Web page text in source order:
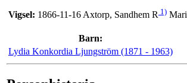
Vigsel: 1866-11-16 Axtorp, Sandhem R 1)
Barn:
Lydia Konkordia Ljungström (1871 - 1963)